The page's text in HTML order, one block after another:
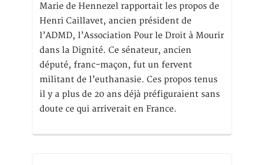
Marie de Hennezel rapportait les propos de
Henri Caillavet, ancien président de
l’ADMD, l’Association Pour le Droit à Mourir
dans la Dignité. Ce sénateur, ancien
député, franc-maçon, fut un fervent
militant de l’euthanasie. Ces propos tenus
il y a plus de 20 ans déjà préfiguraient sans
doute ce qui arriverait en France.